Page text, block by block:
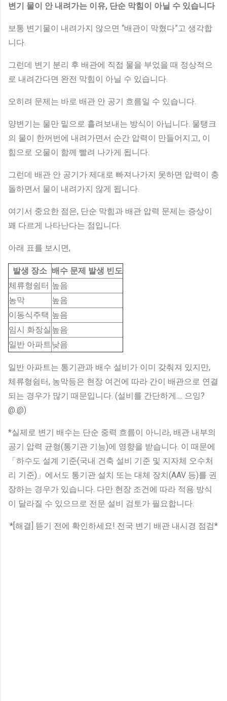
변기 물이 안 내려가는 이유, 단순 막힘이 아닐 수 있습니다
보통 변기물이 내려가지 않으면 “배관이 막혔다”고 생각합
니다.
그런데 변기 분리 후 배관에 직접 물을 부었을 때 정상적으
로 내려간다면 완전 막힘이 아닐 수 있습니다.
오히려 문제는 바로 배관 안 공기 흐름일 수 있습니다.
양변기는 물만 밑으로 흘려보내는 방식이 아닙니다. 물탱크
의 물이 한꺼번에 내려가면서 순간 압력이 만들어지고, 이
힘으로 오물이 함께 빨려 나가게 됩니다.
그런데 배관 안 공기가 제대로 빠져나가지 못하면 압력이 충
돌하면서 물이 내려가지 않게 됩니다.
여기서 중요한 점은, 단순 막힘과 배관 압력 문제는 증상이
꽤 다르게 나타난다는 점입니다.
아래 표를 보시면,
발생 장소 배수 문제 발생 빈도
체류형쉼터 높음
농막
높음
이동식주택 높음
임시 화장실 높음
일반 아파트 낮음
일반 아파트는 통기관과 배수 설비가 이미 갖춰져 있지만,
체류형쉼터, 농막등은 현장 여건에 따라 간이 배관으로 연결
되는 경우가 많기 때문입니다. (설비를 간단하게.... 으잉?
@.@)
*실제로 변기 배수는 단순 중력 흐름이 아니라, 배관 내부의
공기 압력 균형(통기관 기능)에 영향을 받습니다. 이 때문에
「하수도 설계 기준(국내 건축 설비 기준 및 지자체 오수처
리 기준)」에서도 통기관 설치 또는 대체 장치(AAV 등)를 권
장하는 경우가 있습니다. 다만 현장 조건에 따라 적용 방식
이 달라질 수 있으므로 전문 설비 검토가 필요합니다.
*[해결] 뜯기 전에 확인하세요! 전국 변기 배관 내시경 점검*